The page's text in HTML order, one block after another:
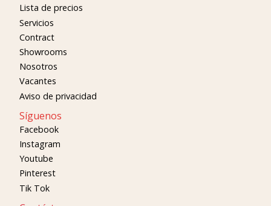
Lista de precios
Servicios
Contract
Showrooms
Nosotros
Vacantes
Aviso de privacidad
Síguenos
Facebook
Instagram
Youtube
Pinterest
Tik Tok